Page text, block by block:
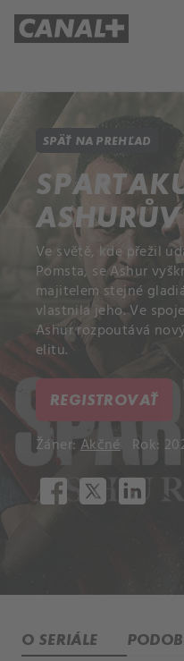
SPÄŤ NA PREHĽAD
Ve světě, kde přežil
Pomsta, se Ashur
majitelem stejné
vlastnila jeho. Ve
Ashur rozpoutává
elitu.
REGISTROVAŤ
Žáner: Akčné Rok:
O SERIÁLE